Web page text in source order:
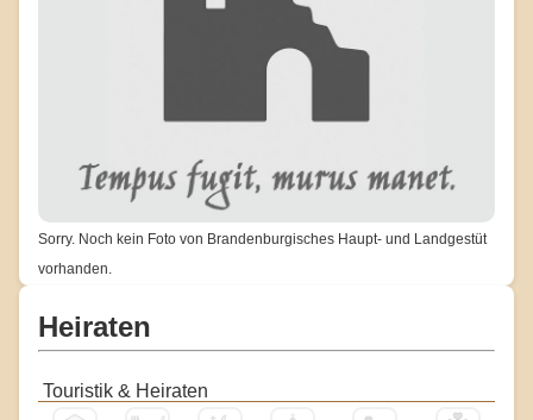
Sorry. Noch kein Foto von Brandenburgisches Haupt- und Landgestüt
vorhanden.
Heiraten
Touristik & Heiraten